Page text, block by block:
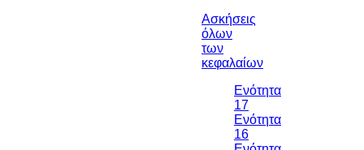
Ασκήσεις
όλων
των
κεφαλαίων
Ενότητα
17
Ενότητα
16